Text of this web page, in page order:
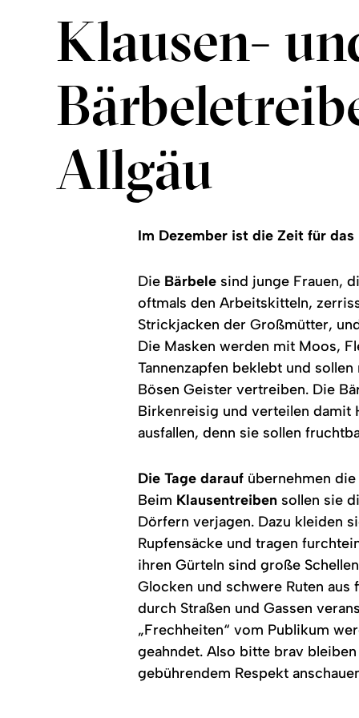
Klausen-
Allgäu
Im Dezember ist die Zeit für
Die Bärbele sind junge Frauen,
oftmals den Arbeitskitteln,
Strickjacken der Großmütter,
Die Masken werden mit Moos,
Tannenzapfen beklebt und
Bösen Geister vertreiben. Die
Birkenreisig und verteilen damit
ausfallen, denn sie sollen
Die Tage darauf übernehmen
Beim Klausentreiben sollen sie
Dörfern verjagen. Dazu kleiden
Rupfensäcke und tragen
ihren Gürteln sind große
Glocken und schwere Ruten
durch Straßen und Gassen
„Frechheiten“ vom Publikum
geahndet. Also bitte brav
gebührendem Respekt